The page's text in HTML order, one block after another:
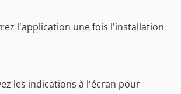
l'application une fois l'installation
les indications à l'écran pour